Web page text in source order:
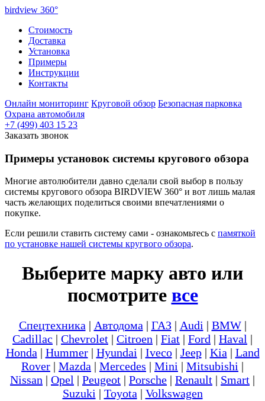
birdview 360°
Стоимость
Доставка
Установка
Примеры
Инструкции
Контакты
Онлайн мониторинг Круговой обзор Безопасная парковка
Охрана автомобиля
+7 (499) 403 15 23
Заказать звонок
Примеры установок системы кругового обзора
Многие автолюбители давно сделали свой выбор в пользу
системы кругового обзора BIRDVIEW 360° и вот лишь малая
часть желающих поделиться своими впечатлениями о
покупке.
Если решили ставить систему сами - ознакомьтесь с памяткой
по установке нашей системы кругвого обзора.
Выберите марку авто или
посмотрите все
Спецтехника | Автодома | ГАЗ | Audi | BMW|
Cadillac | Chevrolet | Citroen | Fiat | Ford | Haval |
Honda | Hummer| Hyundai | Iveco| Jeep| Kia | Land
Rover | Mazda | Mercedes | Mini | Mitsubishi |
Nissan | Opel | Peugeot | Porsche | Renault | Smart |
Suzuki | Toyota | Volkswagen